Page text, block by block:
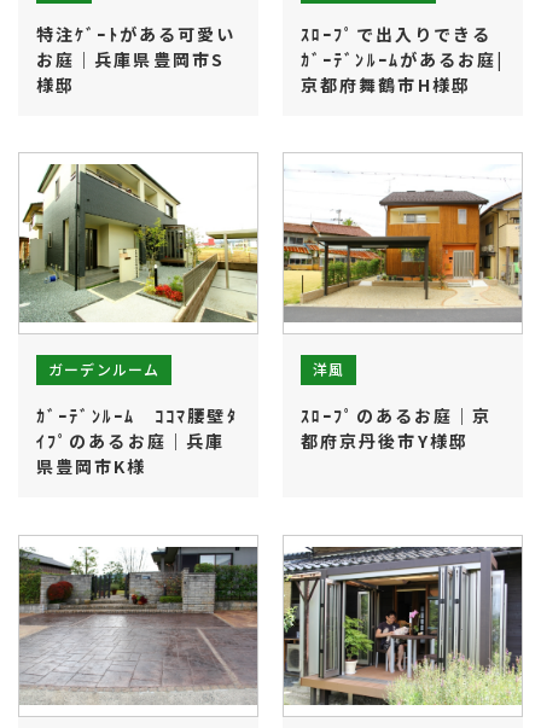
特注ｹﾞｰﾄがある可愛い
お庭｜兵庫県豊岡市S
様邸
ｽﾛｰﾌﾟで出入りできる
ｶﾞｰﾃﾞﾝﾙｰﾑがあるお庭|
京都府舞鶴市H様邸
ガーデンルーム
ｶﾞｰﾃﾞﾝﾙｰﾑ ｺｺﾏ腰壁ﾀ
ｲﾌﾟのあるお庭｜兵庫
県豊岡市K様
洋風
ｽﾛｰﾌﾟのあるお庭｜京
都府京丹後市Y様邸